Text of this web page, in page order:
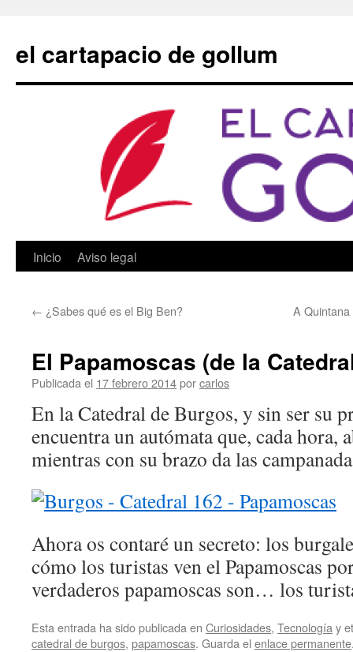
contenido
el cartapacio de gollum
Inicio Aviso legal
← ¿Sabes qué es el Big Ben? A
El Papamoscas (de la
Publicada el 17 febrero 2014porcarlos
En la Catedral de Burgos, y sin ser su
encuentra un autómata que, cada hora,
mientras con su brazo da las
Ahora os contaré un secreto: los
cómo los turistas ven el Papamoscas
verdaderos papamoscas son… los
Esta entrada ha sido publicada en Curiosidades, Tecnología y
catedral de burgos, papamoscas. Guarda el enlace permanente